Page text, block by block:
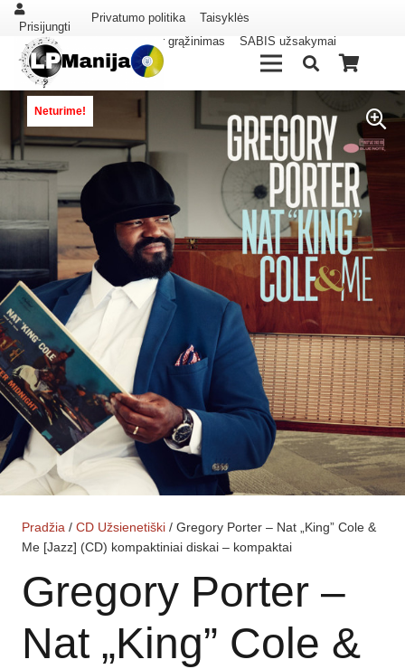
Prisijungti
Privatumo politika
Taisyklės
Pristatymas ir grąžinimas
SABIS užsakymai
Neturime!
Pradžia / CD Užsienetiški / Gregory Porter – Nat „King” Cole &
Me [Jazz] (CD) kompaktiniai diskai – kompaktai
Gregory Porter –
Nat „King” Cole &